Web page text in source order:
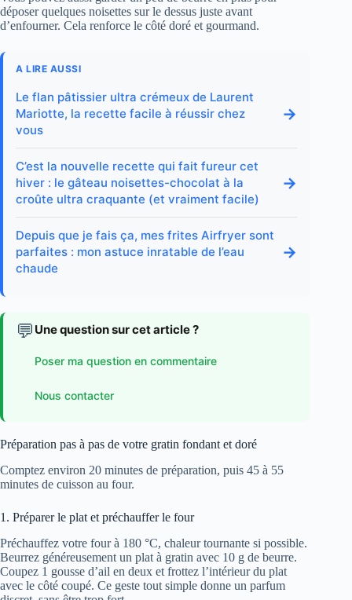
déposer quelques noisettes sur le dessus juste avant
d’enfourner. Cela renforce le côté doré et gourmand.
A LIRE AUSSI
Le flan pâtissier ultra crémeux de Laurent
Mariotte, la recette facile à réussir chez
vous
→
C’est la nouvelle recette qui fait fureur cet
hiver : le gâteau noisettes-chocolat à la
croûte ultra craquante (et vraiment facile)
→
Depuis que je fais ça, mes frites Airfryer sont
parfaites : mon astuce inratable de l’eau
chaude
→
💬 Une question sur cet article ?
Poser ma question en commentaire
Nous contacter
Préparation pas à pas de votre gratin fondant et doré
Comptez environ 20 minutes de préparation, puis 45 à 55
minutes de cuisson au four.
1. Préparer le plat et préchauffer le four
Préchauffez votre four à 180 °C, chaleur tournante si possible.
Beurrez généreusement un plat à gratin avec 10 g de beurre.
Coupez 1 gousse d’ail en deux et frottez l’intérieur du plat
avec le côté coupé. Ce geste tout simple donne un parfum